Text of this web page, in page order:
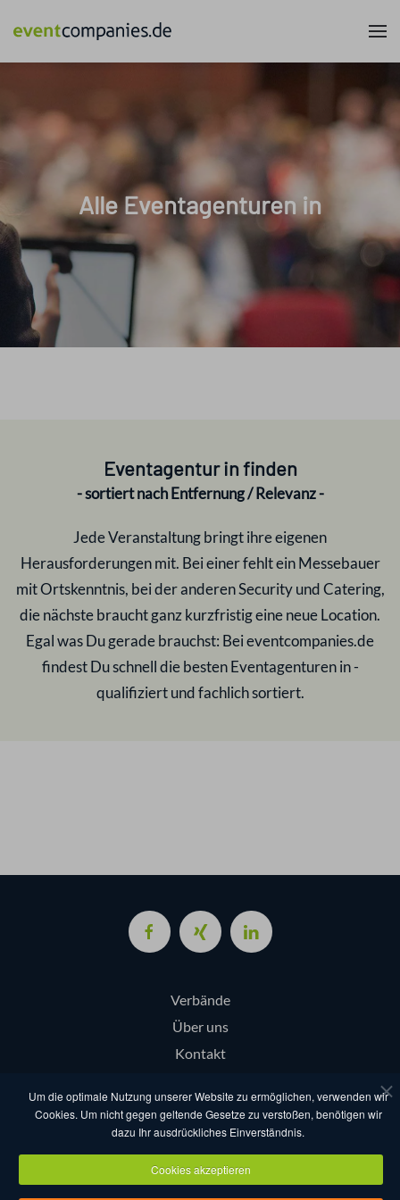
Alle Eventagenturen in
Eventagentur infinden
- sortiert nach Entfernung / Relevanz -
Jede Veranstaltung bringt ihre eigenen
Herausforderungen mit. Bei einer fehlt ein Messebauer
mit Ortskenntnis, bei der anderen Security und Catering,
die nächste braucht ganz kurzfristig eine neue Location.
Egal was Du gerade brauchst: Bei eventcompanies.de
findest Du schnell die besten Eventagenturen in-
qualifiziert und fachlich sortiert.
Verbände
Über uns
Kontakt
Datenschutz
Nutzungsbestimmungen
Impressum
Um die optimale Nutzung unserer Website zu ermöglichen, verwenden wir
Cookies. Um nicht gegen geltende Gesetze zu verstoßen, benötigen wir
dazu Ihr ausdrückliches Einverständnis.
Cookies akzeptieren